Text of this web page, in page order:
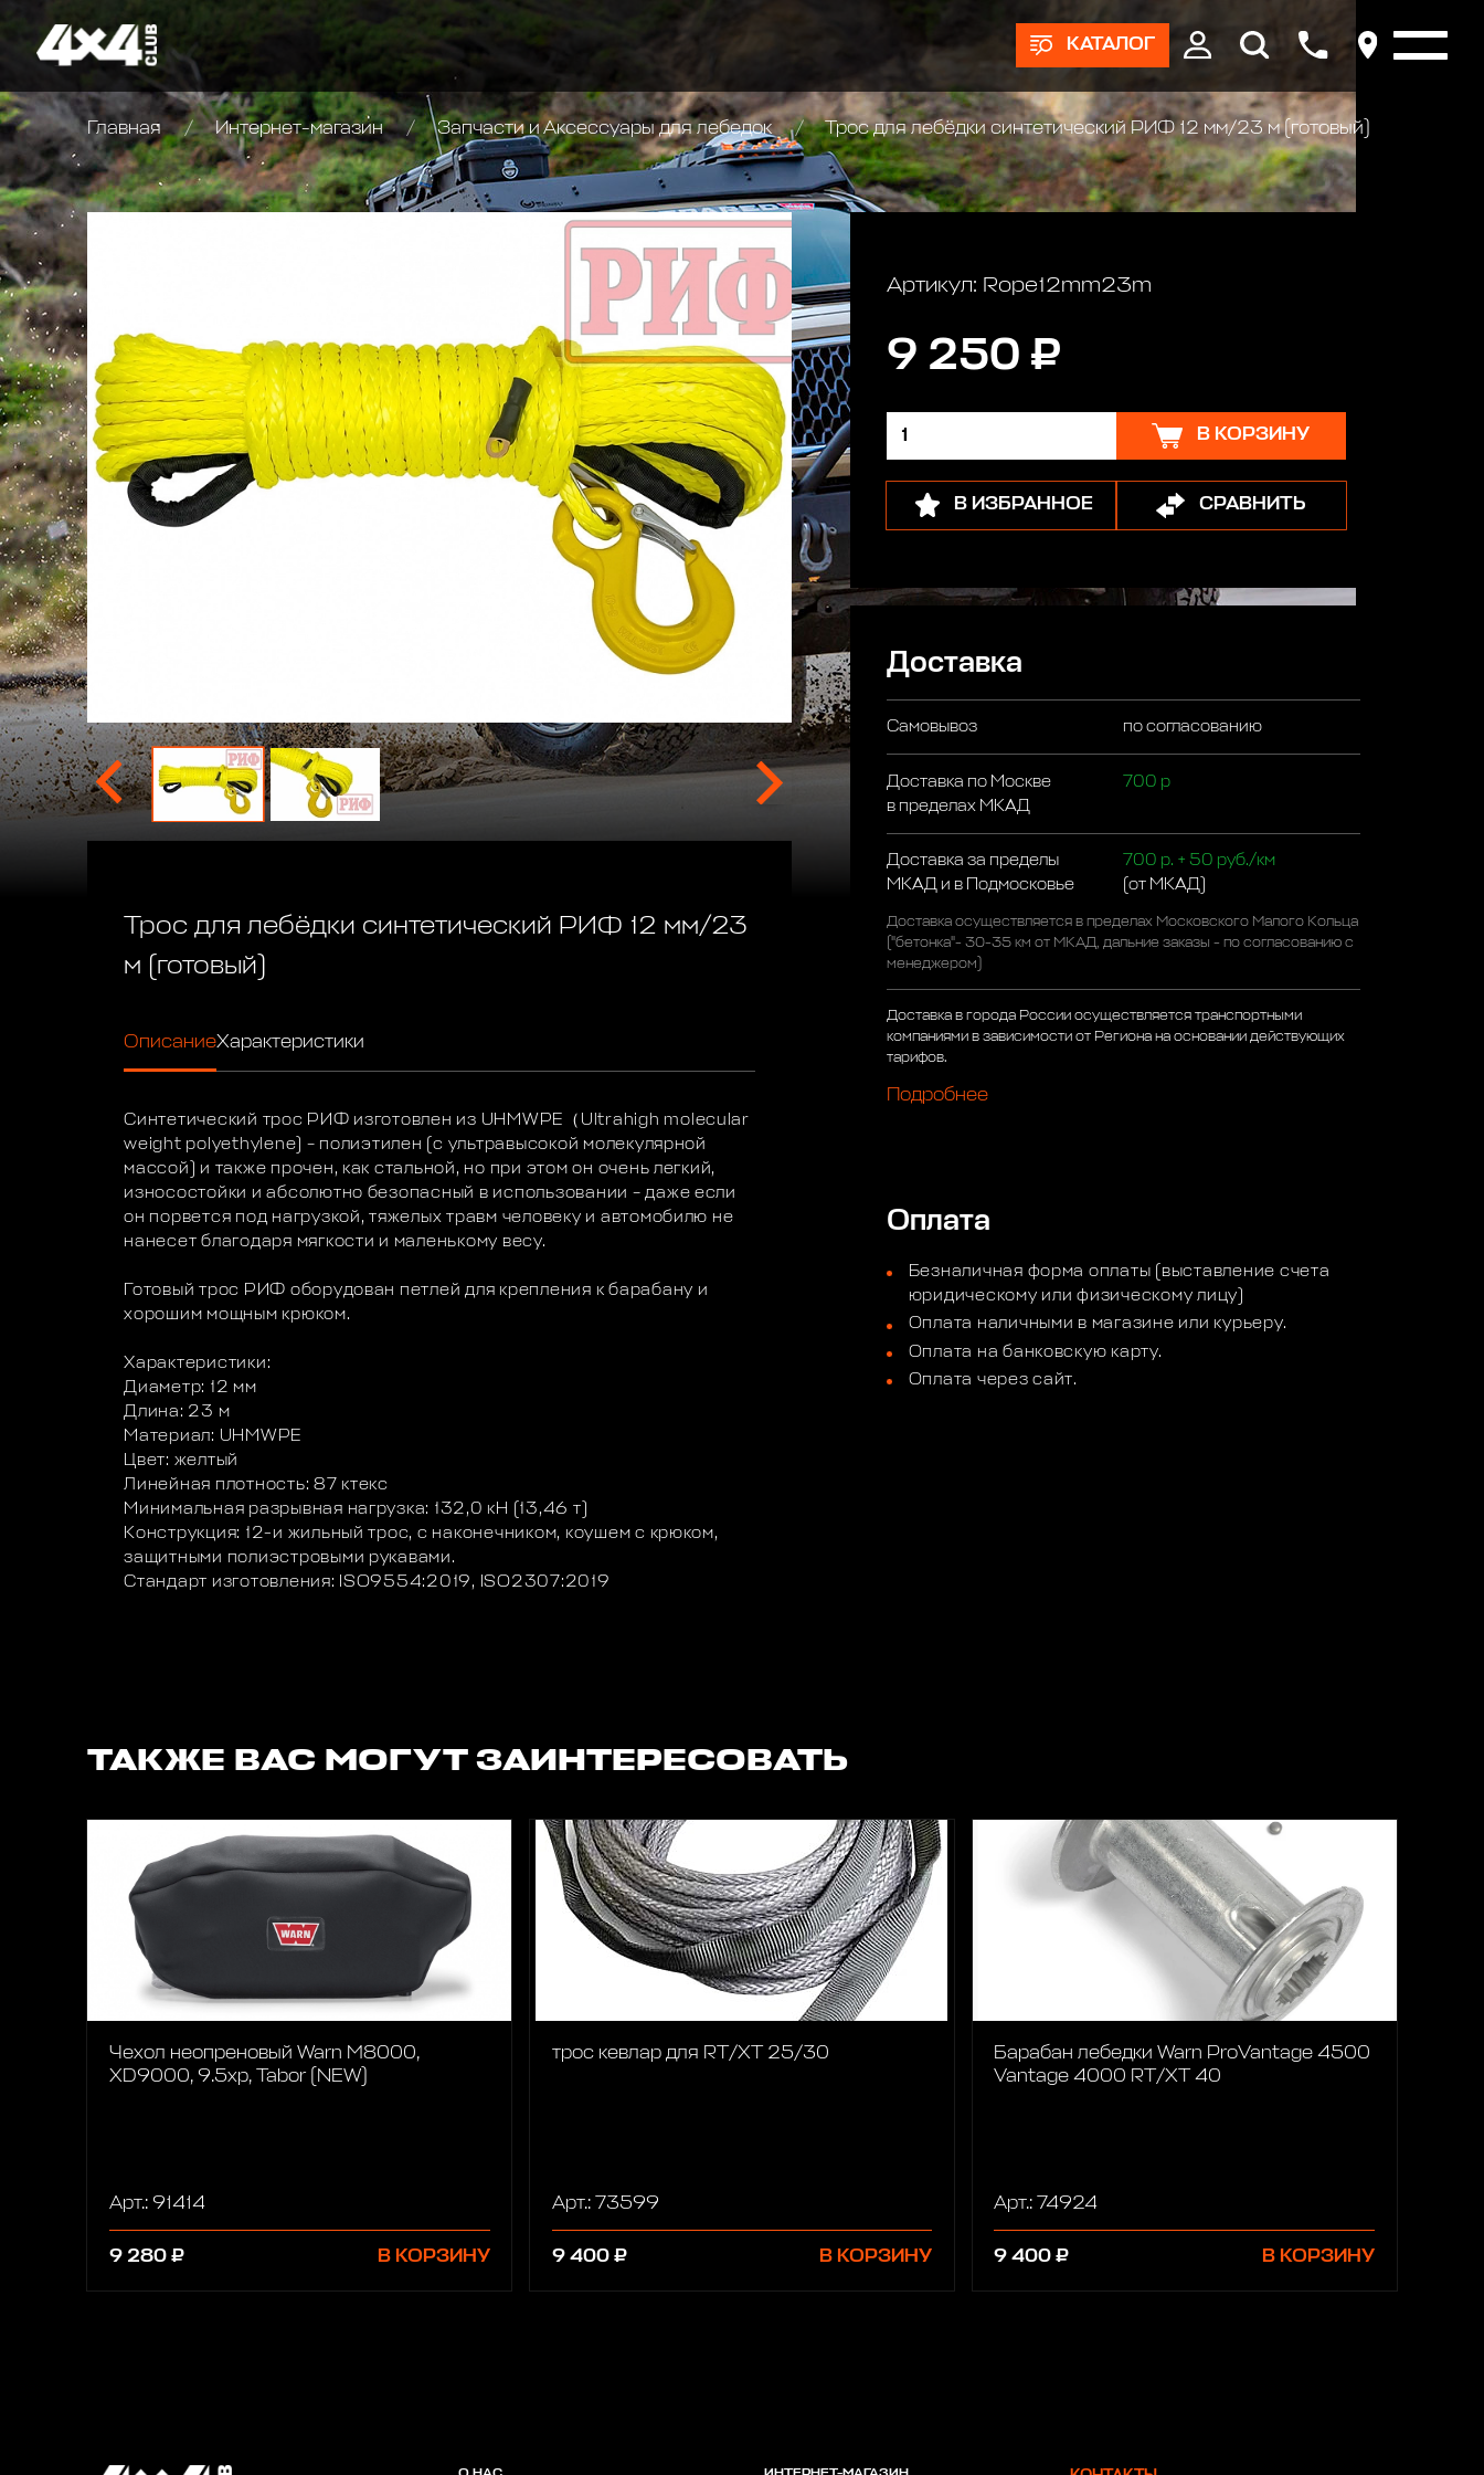
КАТАЛОГ
Главная Интернет-магазин Запчасти и Аксессуары для лебедок Трос для лебёдки синтетический РИФ 12 мм/23 м (готовый)
Трос для лебёдки синтетический РИФ 12 мм/23
м (готовый)
ОписаниеХарактеристики
Синтетический трос РИФ изготовлен из UHMWPE（Ultrahigh molecular
weight polyethylene) – полиэтилен (c ультравысокой молекулярной
массой) и также прочен, как стальной, но при этом он очень легкий,
износостойки и абсолютно безопасный в использовании – даже если
он порвется под нагрузкой, тяжелых травм человеку и автомобилю не
нанесет благодаря мягкости и маленькому весу.
Готовый трос РИФ оборудован петлей для крепления к барабану и
хорошим мощным крюком.
Характеристики:
Диаметр: 12 мм
Длина: 23 м
Материал: UHMWPE
Цвет: желтый
Линейная плотность: 87 ктекс
Минимальная разрывная нагрузка: 132,0 кН (13,46 т)
Конструкция: 12-и жильный трос, с наконечником, коушем с крюком,
защитными полиэстровыми рукавами.
Стандарт изготовления: ISO9554:2019, ISO2307:2019
Артикул: Rope12mm23m
9 250 ₽
В КОРЗИНУ
В ИЗБРАННОЕ СРАВНИТЬ
Доставка
Самовывоз по согласованию
Доставка по Москве
в пределах МКАД
700 р
Доставка за пределы
МКАД и в Подмосковье
700 р. + 50 руб./км
(от МКАД)
Доставка осуществляется в пределах Московского Малого Кольца
("бетонка"- 30-35 км от МКАД, дальние заказы - по согласованию с
менеджером)
Доставка в города России осуществляется транспортными
компаниями в зависимости от Региона на основании действующих
тарифов.
Подробнее
Оплата
Безналичная форма оплаты (выставление счета
юридическому или физическому лицу)
Оплата наличными в магазине или курьеру.
Оплата на банковскую карту.
Оплата через сайт.
ТАКЖЕ ВАС МОГУТ ЗАИНТЕРЕСОВАТЬ
Чехол неопреновый Warn M8000,
XD9000, 9.5xp, Tabor (NEW)
Арт.: 91414
9 280 ₽ В КОРЗИНУ
трос кевлар для RT/XT 25/30
Арт.: 73599
9 400 ₽ В КОРЗИНУ
Барабан лебедки Warn ProVantage 4500
Vantage 4000 RT/XT 40
Арт.: 74924
9 400 ₽ В КОРЗИНУ